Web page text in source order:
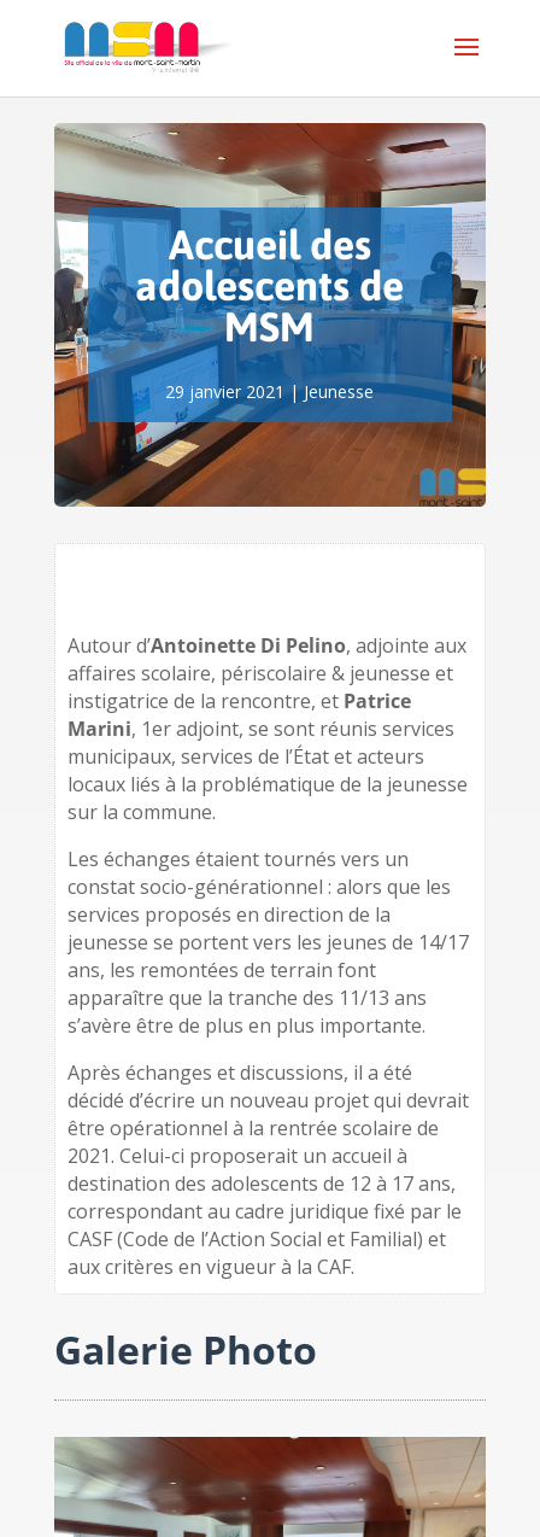
Accueil des
adolescents de
MSM
29 janvier 2021 |Jeunesse
Autour d’Antoinette Di Pelino, adjointe aux
affaires scolaire, périscolaire & jeunesse et
instigatrice de la rencontre, et Patrice
Marini, 1er adjoint, se sont réunis services
municipaux, services de l’État et acteurs
locaux liés à la problématique de la jeunesse
sur la commune.
Les échanges étaient tournés vers un
constat socio-générationnel : alors que les
services proposés en direction de la
jeunesse se portent vers les jeunes de 14/17
ans, les remontées de terrain font
apparaître que la tranche des 11/13 ans
s’avère être de plus en plus importante.
Après échanges et discussions, il a été
décidé d’écrire un nouveau projet qui devrait
être opérationnel à la rentrée scolaire de
2021. Celui-ci proposerait un accueil à
destination des adolescents de 12 à 17 ans,
correspondant au cadre juridique fixé par le
CASF (Code de l’Action Social et Familial) et
aux critères en vigueur à la CAF.
Galerie Photo